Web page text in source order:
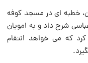
خطبه ای در مسجد کوفه
شرح داد و به امویان
که می خواهد انتقام